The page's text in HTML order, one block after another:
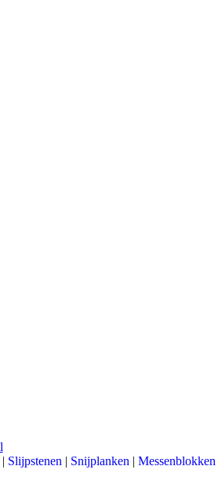
| Slijpstenen | Snijplanken | Messenblokken